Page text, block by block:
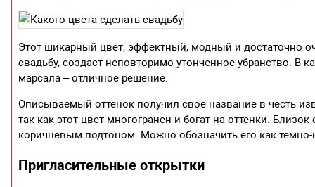
Этот шикарный цвет, эффектный, модный и достаточно
свадьбу, создаст неповторимо-утонченное убранство. В
марсала – отличное решение.
Описываемый оттенок получил свое название в честь
так как этот цвет многогранен и богат на оттенки.
коричневым подтоном. Можно обозначить его как
Пригласительные открытки